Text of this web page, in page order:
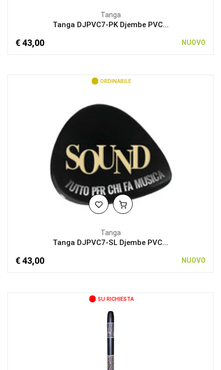
Tanga
Tanga DJPVC7-PK Djembe PVC...
€ 43,00 NUOVO
ORDINABILE
Tanga
Tanga DJPVC7-SL Djembe PVC...
€ 43,00 NUOVO
SU RICHIESTA